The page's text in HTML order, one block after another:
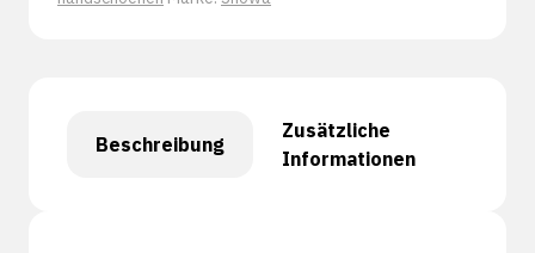
Beschreibung
Zusätzliche
Informationen